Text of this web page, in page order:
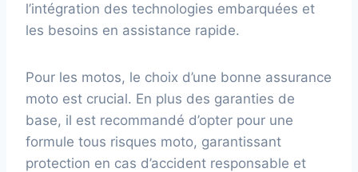
l’intégration des technologies embarquées et
les besoins en assistance rapide.
Pour les motos, le choix d’une bonne assurance
moto est crucial. En plus des garanties de
base, il est recommandé d’opter pour une
formule tous risques moto, garantissant
protection en cas d’accident responsable et